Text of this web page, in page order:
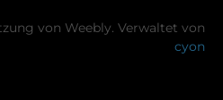
von Weebly. Verwaltet von
cyon